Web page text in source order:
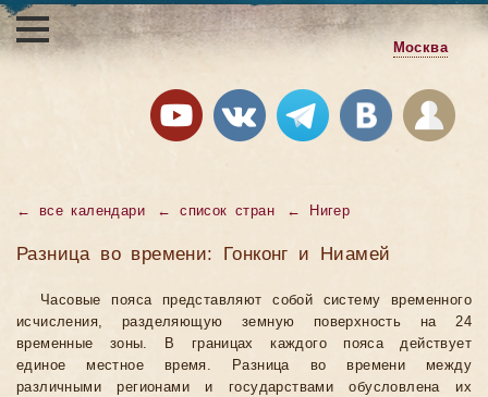
Москва
← все календари ←список стран ← Нигер
Разница во времени: Гонконг и Ниамей
Часовые пояса представляют собой систему временного
исчисления, разделяющую земную поверхность на 24
временные зоны. В границах каждого пояса действует
единое местное время. Разница во времени между
различными регионами и государствами обусловлена их